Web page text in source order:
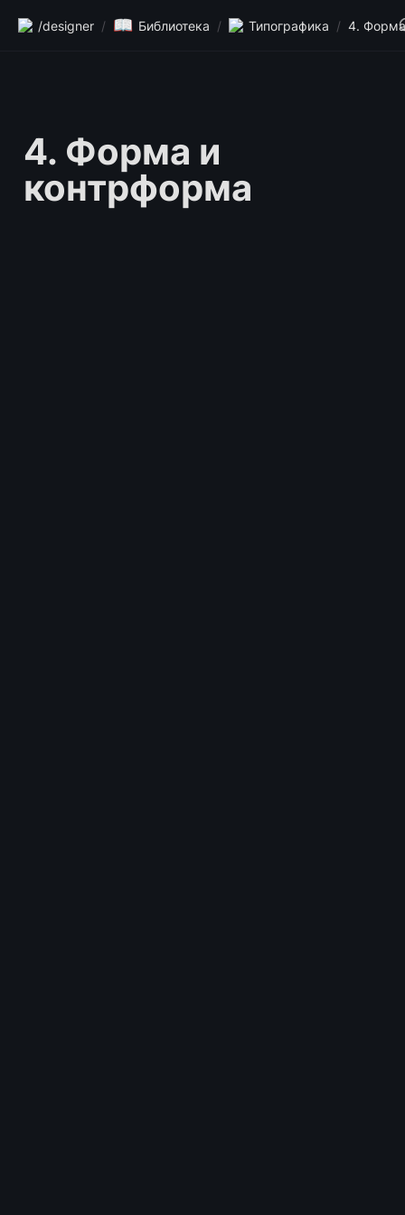
/designer / 📖 Библиотека / Типографика /
4. Форма и
контрформа